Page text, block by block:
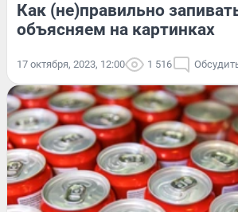
Как (не)правильно
объясняем на картинках
17 октября, 2023, 12:00 1 516